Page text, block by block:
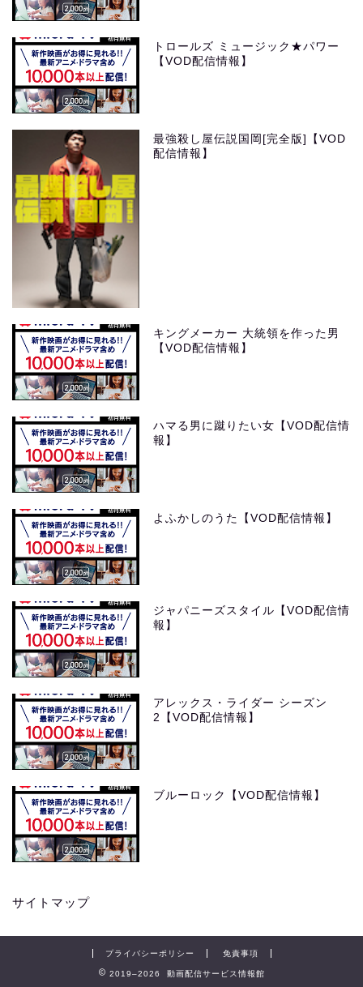
トロールズ ミュージック★パワー
【VOD配信情報】
最強殺し屋伝説国岡[完全版]【VOD
配信情報】
キングメーカー 大統領を作った男
【VOD配信情報】
ハマる男に蹴りたい女【VOD配信情
報】
よふかしのうた【VOD配信情報】
ジャパニーズスタイル【VOD配信情
報】
アレックス・ライダー シーズン
2【VOD配信情報】
ブルーロック【VOD配信情報】
サイトマップ
プライバシーポリシー 免責事項
2019–2026 動画配信サービス情報館